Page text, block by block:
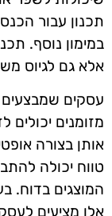
תכנון עבור
במימון נוסף.
אלא גם לגיוס
עסקים שמבצעים
מזומנים יכולים
אותן בצורה
טווח יכולה
המוצגים בדוח.
אלו מציעים